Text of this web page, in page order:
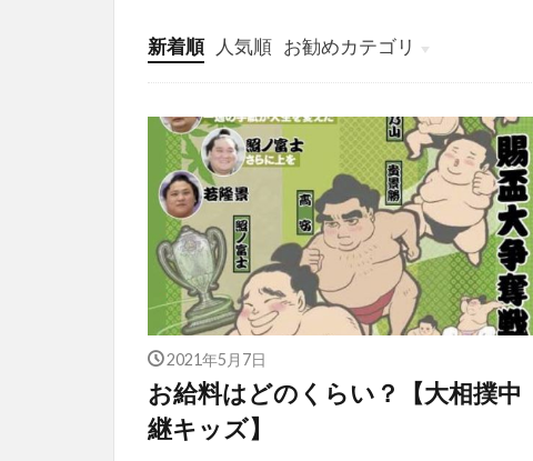
新着順 人気順 お勧めカテゴリ
投稿
学び
マンガ
電子書籍
2021年5月7日
お給料はどのくらい？【大相撲中
継キッズ】